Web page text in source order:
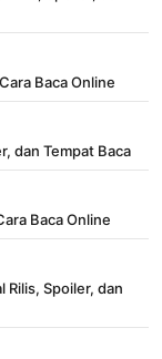
Baca Online
dan Tempat Baca
Baca Online
Rilis, Spoiler, dan